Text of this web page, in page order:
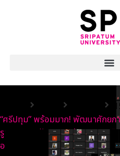
“ศรีปทุม” พร้อมมาก! พัฒนาศักยภ
รูปแบบ Online “การวัดและประเ
ออนไลน์